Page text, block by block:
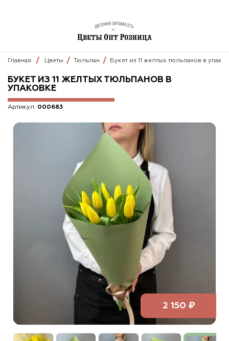
Главная Цветы Тюльпан Букет из 11 желтых тюльпанов в
БУКЕТ ИЗ 11 ЖЕЛТЫХ ТЮЛЬПАНОВ В
УПАКОВКЕ
Артикул: 000683
2 150 ₽